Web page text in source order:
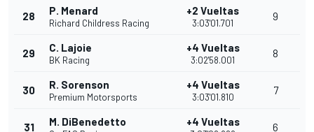
28 P. Menard
Richard Childress Racing
+2 Vueltas
3:03'01.701
9
29 C. Lajoie
BK Racing
+4 Vueltas
3:02'58.001
8
30 R. Sorenson
Premium Motorsports
+4 Vueltas
3:03'01.810
7
31 M. DiBenedetto +4 Vueltas 6